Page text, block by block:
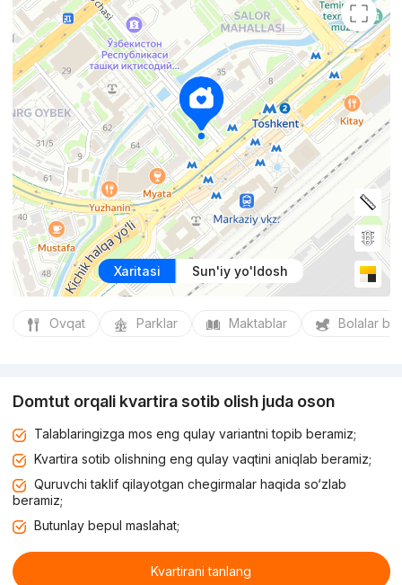
Xaritasi Sun'iy yo'ldosh
Ovqat Parklar Maktablar Bolalar
Domtut orqali kvartira sotib olish juda oson
Talablaringizga mos eng qulay variantni topib beramiz;
Kvartira sotib olishning eng qulay vaqtini aniqlab beramiz;
Quruvchi taklif qilayotgan chegirmalar haqida so‘zlab
beramiz;
Butunlay bepul maslahat;
Kvartirani tanlang